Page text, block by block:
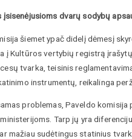
įsisenėjusioms dvarų sodybų
šiemet ypač didelį dėmesį
į Kultūros vertybių registrą
tvarka, teisinis
instrumentų, reikalinga
problemas, Paveldo
Tarp jų yra
mažiau sudėtingus statinius